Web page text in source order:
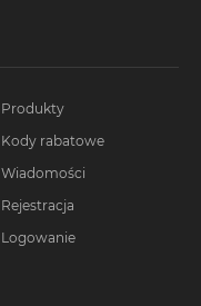
Produkty
Kody rabatowe
Wiadomości
Rejestracja
Logowanie